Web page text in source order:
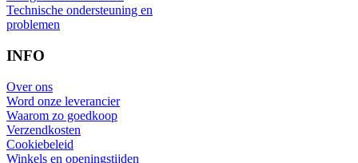
Technische ondersteuning en
problemen
INFO
Over ons
Word onze leverancier
Waarom zo goedkoop
Verzendkosten
Cookiebeleid
Winkels en openingstijden